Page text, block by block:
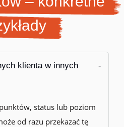
klienta w innych
status lub poziom
od razu przekazać tę